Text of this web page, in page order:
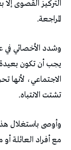
المراجعة.
وشدد الأخصائي في
يجب أن تكون
الاجتماعي، لأنها
تشتت الانتباه.
وأوصى باستغلال
مع أفراد العائلة